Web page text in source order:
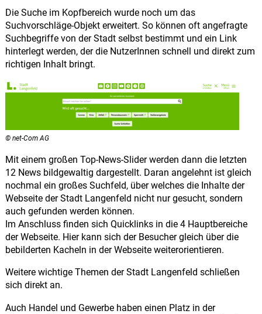
Die Suche im Kopfbereich wurde noch um das
Suchvorschläge-Objekt erweitert. So können oft angefragte
Suchbegriffe von der Stadt selbst bestimmt und ein Link
hinterlegt werden, der die NutzerInnen schnell und direkt zum
richtigen Inhalt bringt.
© net-Com AG
Mit einem großen Top-News-Slider werden dann die letzten
12 News bildgewaltig dargestellt. Daran angelehnt ist gleich
nochmal ein großes Suchfeld, über welches die Inhalte der
Webseite der Stadt Langenfeld nicht nur gesucht, sondern
auch gefunden werden können.
Im Anschluss finden sich Quicklinks in die 4 Hauptbereiche
der Webseite. Hier kann sich der Besucher gleich über die
bebilderten Kacheln in der Webseite weiterorientieren.
Weitere wichtige Themen der Stadt Langenfeld schließen
sich direkt an.
Auch Handel und Gewerbe haben einen Platz in der